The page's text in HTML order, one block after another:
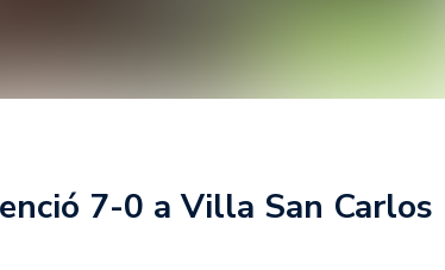
7-0 a Villa San Carlos